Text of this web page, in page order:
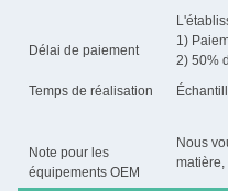
Délai de paiement
1)
2) 50%
Temps de réalisation
Note pour les
équipements OEM
Nous